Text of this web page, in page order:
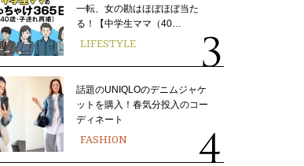
一転、女の勘はほぼほぼ当た
る！【中学生ママ（40…
LIFESTYLE
話題のUNIQLOのデニムジャケ
ットを購入！春気分投入のコー
ディネート
FASHION